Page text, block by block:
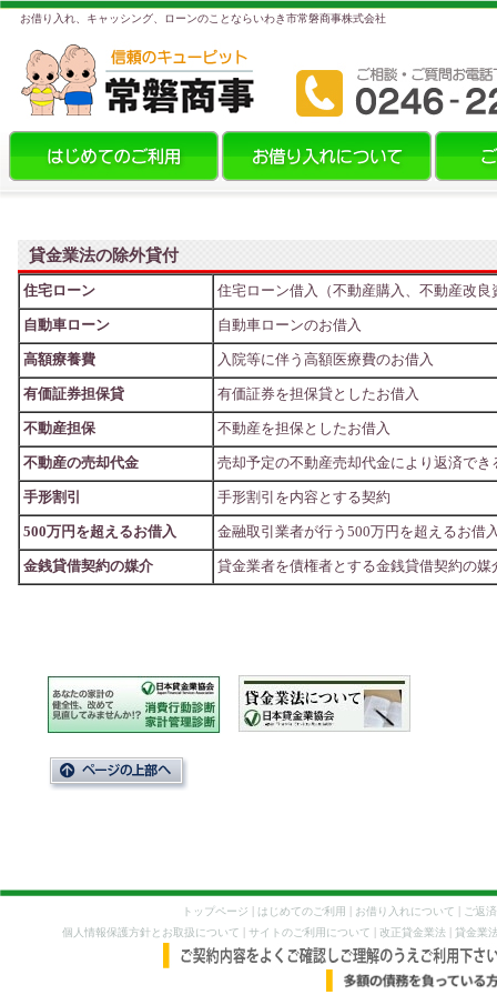
お借り入れ、キャッシング、ローンのことならいわき市常磐商事株式会社
貸金業法の除外貸付
住宅ローン 住宅ローン借入（不動産購入、不動産改
自動車ローン 自動車ローンのお借入
高額療養費 入院等に伴う高額医療費のお借入
有価証券担保貸 有価証券を担保貸としたお借入
不動産担保 不動産を担保としたお借入
不動産の売却代金 売却予定の不動産売却代金により返済でき
手形割引 手形割引を内容とする契約
500万円を超えるお借入 金融取引業者が行う500万円を超えるお借
金銭貸借契約の媒介 貸金業者を債権者とする金銭貸借契約の媒
トップページ | はじめてのご利用 | お借り入れについて | ご返
個人情報保護方針とお取扱について | サイトのご利用について | 改正貸金業法 | 貸金業